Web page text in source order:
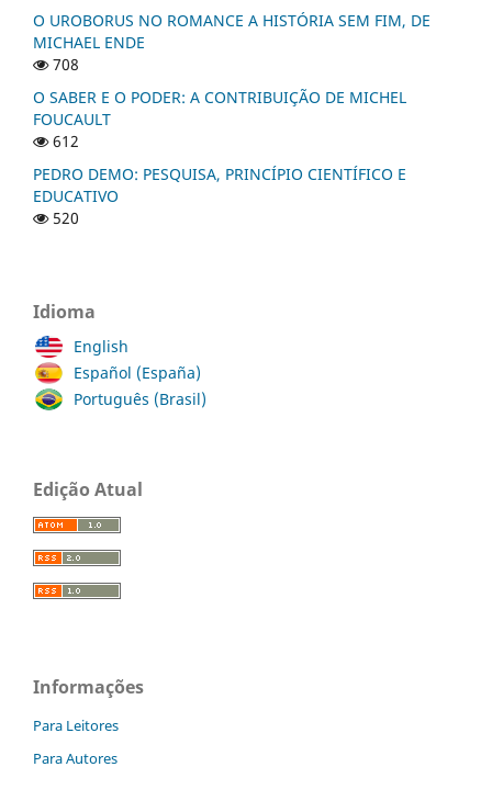
O UROBORUS NO ROMANCE A HISTÓRIA SEM FIM, DE
MICHAEL ENDE
708
O SABER E O PODER: A CONTRIBUIÇÃO DE MICHEL
FOUCAULT
612
PEDRO DEMO: PESQUISA, PRINCÍPIO CIENTÍFICO E
EDUCATIVO
520
Idioma
English
Español (España)
Português (Brasil)
Edição Atual
Informações
Para Leitores
Para Autores